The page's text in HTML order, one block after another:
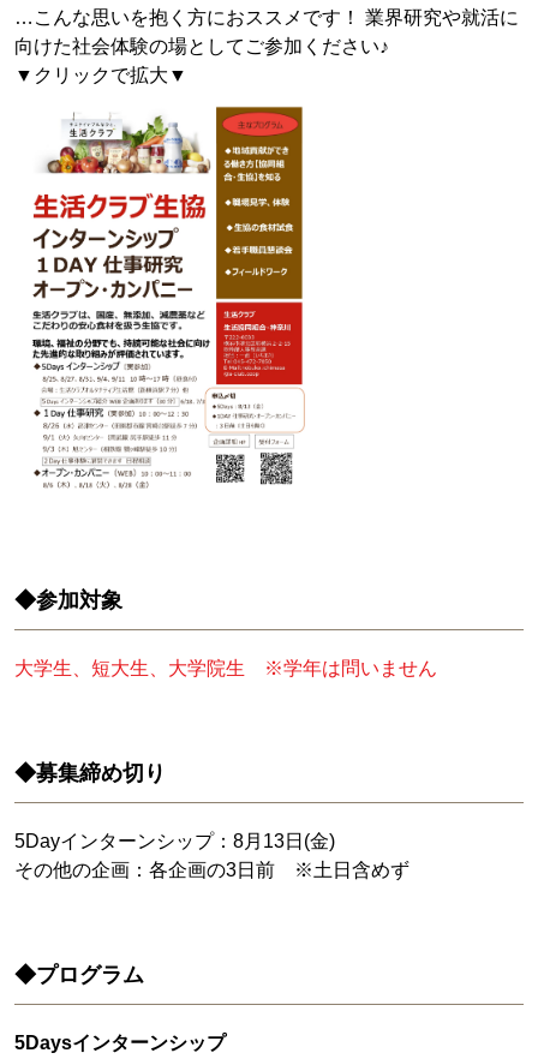
…こんな思いを抱く方におススメです！ 業界研究や就活に
向けた社会体験の場としてご参加ください♪
▼クリックで拡大▼
◆参加対象
大学生、短大生、大学院生 ※学年は問いません
◆募集締め切り
5Dayインターンシップ：8月13日(金)
その他の企画：各企画の3日前 ※土日含めず
◆プログラム
5Daysインターンシップ